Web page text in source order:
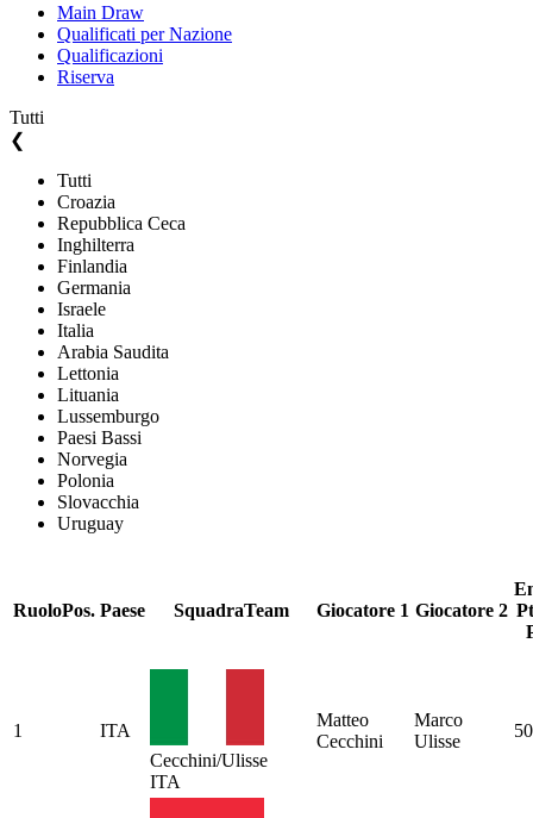
Main Draw
Qualificati per Nazione
Qualificazioni
Riserva
Tutti
❮
Tutti
Croazia
Repubblica Ceca
Inghilterra
Finlandia
Germania
Israele
Italia
Arabia Saudita
Lettonia
Lituania
Lussemburgo
Paesi Bassi
Norvegia
Polonia
Slovacchia
Uruguay
RuoloPos. Paese SquadraTeam Giocatore 1 Giocatore 2
1
ITA
Cecchini/Ulisse
ITA
Matteo
Cecchini
Marco
Ulisse